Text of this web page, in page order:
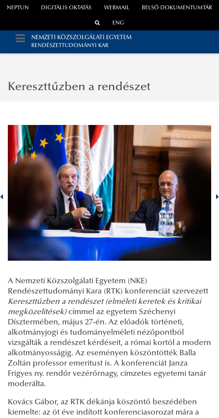
WEBMAIL
NEPTUN DIGITÁLIS OKTATÁS BELSŐ DOKUMENTUMTÁR
ENG
NEMZETI KÖZSZOLGÁLATI EGYETEM
RENDÉSZETTUDOMÁNYI KAR
Kereszttűzben a rendészet
A Nemzeti Közszolgálati Egyetem (NKE)
Rendészettudományi Kara (RTK) konferenciát szervezett
Kereszttűzben a rendészet (elméleti keretek és kritikai
megközelítések)címmel az egyetem Széchenyi
Dísztermében, május 27-én. Az előadók történeti,
alkotmányjogi és tudományelméleti nézőpontból
vizsgálták a rendészet kérdéseit, a római kortól a modern
alkotmányosságig. Az eseményen köszöntötték Balla
Zoltán professor emeritust is. A konferenciát Janza
Frigyes ny. rendőr vezérőrnagy, címzetes egyetemi tanár
moderálta.
Kovács Gábor, az RTK dékánja köszöntő beszédében
kiemelte: az öt éve indított konferenciasorozat mára a